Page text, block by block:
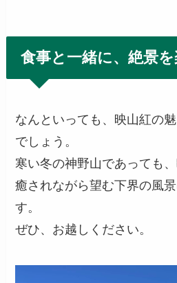
食事と一緒に、絶景
なんといっても、映山紅の
でしょう。
寒い冬の神野山であっても
癒されながら望む下界の風
す。
ぜひ、お越しください。